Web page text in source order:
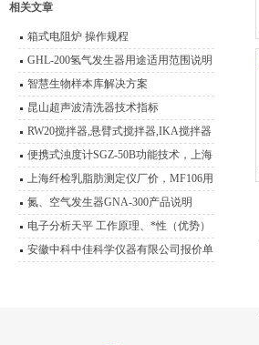
相关文章
箱式电阻炉 操作规程
GHL-200氢气发生器用途适用范围说明
书
智慧生物样本库解决方案
昆山超声波清洗器技术指标
RW20搅拌器,悬臂式搅拌器,IKA搅拌器
便携式浊度计SGZ-50B功能技术，上海
悦丰浊度仪应用范围
上海纤检乳脂肪测定仪厂价，MF106用
途说明书
氮、空气发生器GNA-300产品说明
电子分析天平 工作原理、*性（优势）
安徽中科中佳科学仪器有限公司报价单